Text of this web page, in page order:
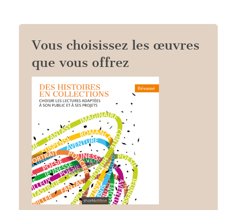
Vous choisissez les œuvres
que vous offrez